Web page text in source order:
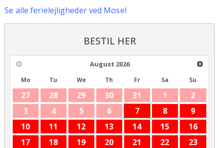
Se alle ferielejligheder ved Mosel
BESTIL HER
August 2026
Mo Tu We Th Fr Sa Su
27 28 29 30 31 1
2
3
4 5 6 7 8
9
10
11 12 13 14 15
16
17
18 19 20 21 22
23